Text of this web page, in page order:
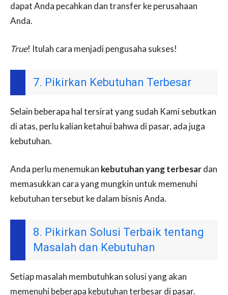
dapat Anda pecahkan dan transfer ke perusahaan
Anda.
True! Itulah cara menjadi pengusaha sukses!
7. Pikirkan Kebutuhan Terbesar
Selain beberapa hal tersirat yang sudah Kami sebutkan
di atas, perlu kalian ketahui bahwa di pasar, ada juga
kebutuhan.
Anda perlu menemukan kebutuhan yang terbesardan
memasukkan cara yang mungkin untuk memenuhi
kebutuhan tersebut ke dalam bisnis Anda.
8. Pikirkan Solusi Terbaik tentang
Masalah dan Kebutuhan
Setiap masalah membutuhkan solusi yang akan
memenuhi beberapa kebutuhan terbesar di pasar.